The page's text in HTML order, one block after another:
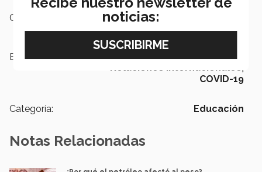
Campus:
Etiquetas: Coyunturas, Ciencia Política,
Relaciones Internacionales,
COVID-19
Categoría: Educación
Notas Relacionadas
noticias: